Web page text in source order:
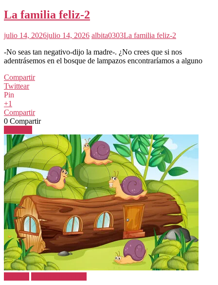
La familia feliz-2
julio 14, 2026julio 14, 2026 albita0303La familia feliz-2
-No seas tan negativo-dijo la madre-. ¿No crees que si nos
adentrásemos en el bosque de lampazos encontraríamos a alguno
Compartir
Twittear
Pin
+1
Compartir
0 Compartir